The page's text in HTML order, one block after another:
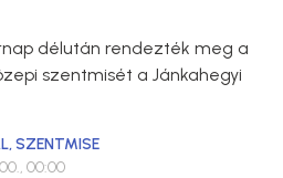
délután rendezték meg a
szentmisét a Jánkahegyi
,SZENTMISE
00:00